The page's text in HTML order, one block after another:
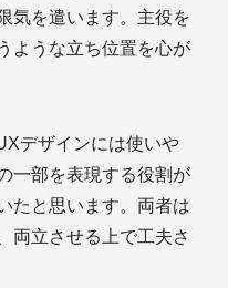
気を遣います。主役を
ような立ち位置を心が
デザインには使いや
一部を表現する役割が
たと思います。両者は
両立させる上で工夫さ